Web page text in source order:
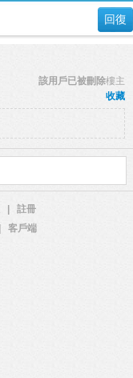
回復
樓主
該用戶已被刪除
收藏
註冊
客戶端